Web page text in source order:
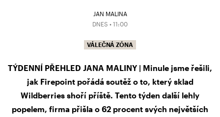
JAN MALINA
DNES • 11:00
VÁLEČNÁ ZÓNA
TÝDENNÍ PŘEHLED JANA MALINY | Minule jsme řešili,
jak Firepoint pořádá soutěž o to, který sklad
Wildberries shoří příště. Tento týden další lehly
popelem, firma přišla o 62 procent svých největších